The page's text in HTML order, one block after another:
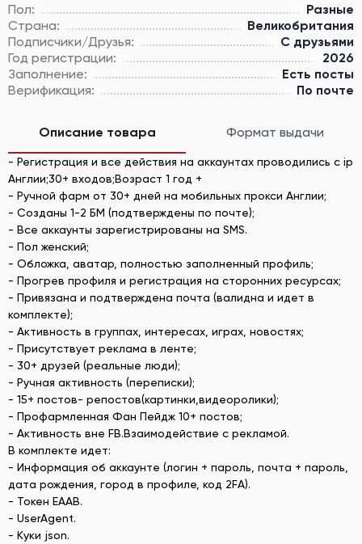
Пол:
Разные
Страна:
Великобритания
Подписчики/Друзья:
С друзьями
Год регистрации:
2026
Заполнение:
Есть посты
Верификация:
По почте
Описание товара Формат выдачи
- Регистрация и все действия на аккаунтах проводились с ip
Англии;30+ входов;Возраст 1 год +
- Ручной фарм от 30+ дней на мобильных прокси Англии;
- Созданы 1-2 БМ (подтверждены по почте);
- Все аккаунты зарегистрированы на SMS.
- Пол женский;
- Обложка, аватар, полностью заполненный профиль;
- Прогрев профиля и регистрация на сторонних ресурсах;
- Привязана и подтверждена почта (валидна и идет в
комплекте);
- Активность в группах, интересах, играх, новостях;
- Присутствует реклама в ленте;
- 30+ друзей (реальные люди);
- Ручная активность (переписки);
- 15+ постов- репостов(картинки,видеоролики);
- Профармленная Фан Пейдж 10+ постов;
- Активность вне FB.Взаимодействие с рекламой.
В комплекте идет:
- Информация об аккаунте (логин + пароль, почта + пароль,
дата рождения, город в профиле, код 2FA).
- Токен EAAB.
- UserAgent.
- Куки json.